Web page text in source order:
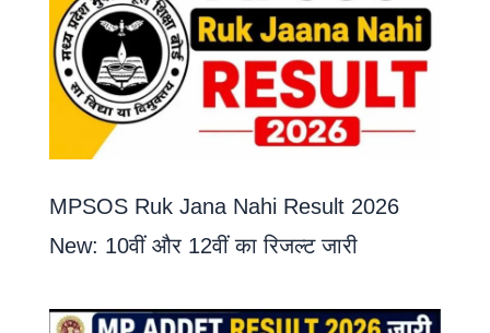
MPSOS Ruk Jana Nahi Result 2026
New: 10वीं और 12वीं का रिजल्ट जारी